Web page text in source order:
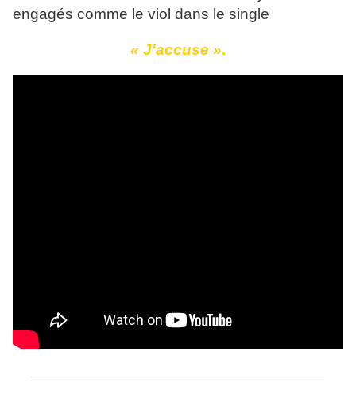
engagés comme le viol dans le single
« J'accuse ».